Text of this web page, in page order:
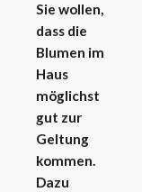
Sie wollen,
dass die
Blumen im
Haus
möglichst
gut zur
Geltung
kommen.
Dazu